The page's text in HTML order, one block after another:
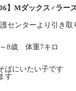
06】Mダックス♂ラー
センターより引き取
8歳 体重7キロ
ばにいたい子です
す